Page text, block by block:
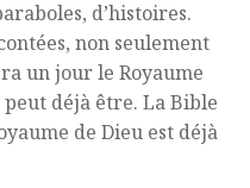
d’histoires.
non seulement
un jour le Royaume
peut déjà être. La Bible
de Dieu est déjà